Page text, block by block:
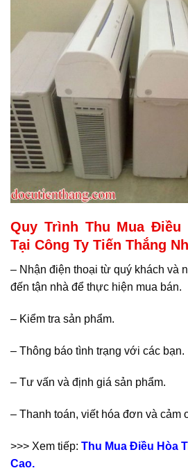
Quy Trình Thu Mua Điều
Tại Công Ty Tiến Thắng
– Nhận điện thoại từ quý khách và
đến tận nhà để thực hiện mua bán.
– Kiểm tra sản phẩm.
– Thông báo tình trạng với các bạn.
– Tư vấn và định giá sản phẩm.
– Thanh toán, viết hóa đơn và cảm
>>> Xem tiếp: Thu Mua Điều Hòa
Cao.